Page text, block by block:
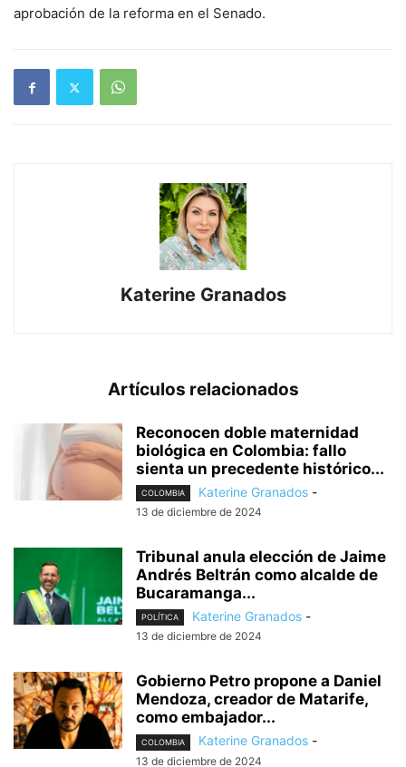
aprobación de la reforma en el Senado.
Katerine Granados
Artículos relacionados
Reconocen doble maternidad
biológica en Colombia: fallo
sienta un precedente histórico...
COLOMBIA Katerine Granados -
13 de diciembre de 2024
Tribunal anula elección de Jaime
Andrés Beltrán como alcalde de
Bucaramanga...
POLÍTICA Katerine Granados -
13 de diciembre de 2024
Gobierno Petro propone a Daniel
Mendoza, creador de Matarife,
como embajador...
COLOMBIA Katerine Granados -
13 de diciembre de 2024